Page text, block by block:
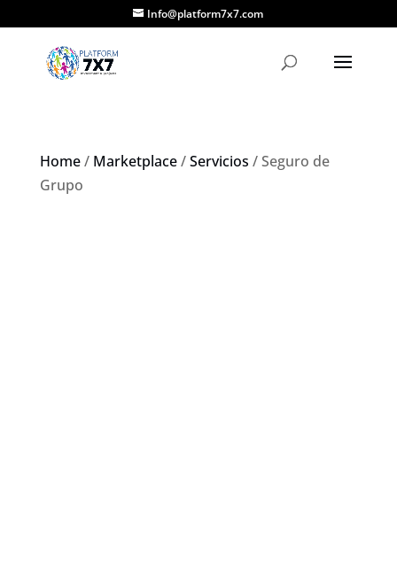
Info@platform7x7.com
Home/ Marketplace/Servicios / Seguro de
Grupo